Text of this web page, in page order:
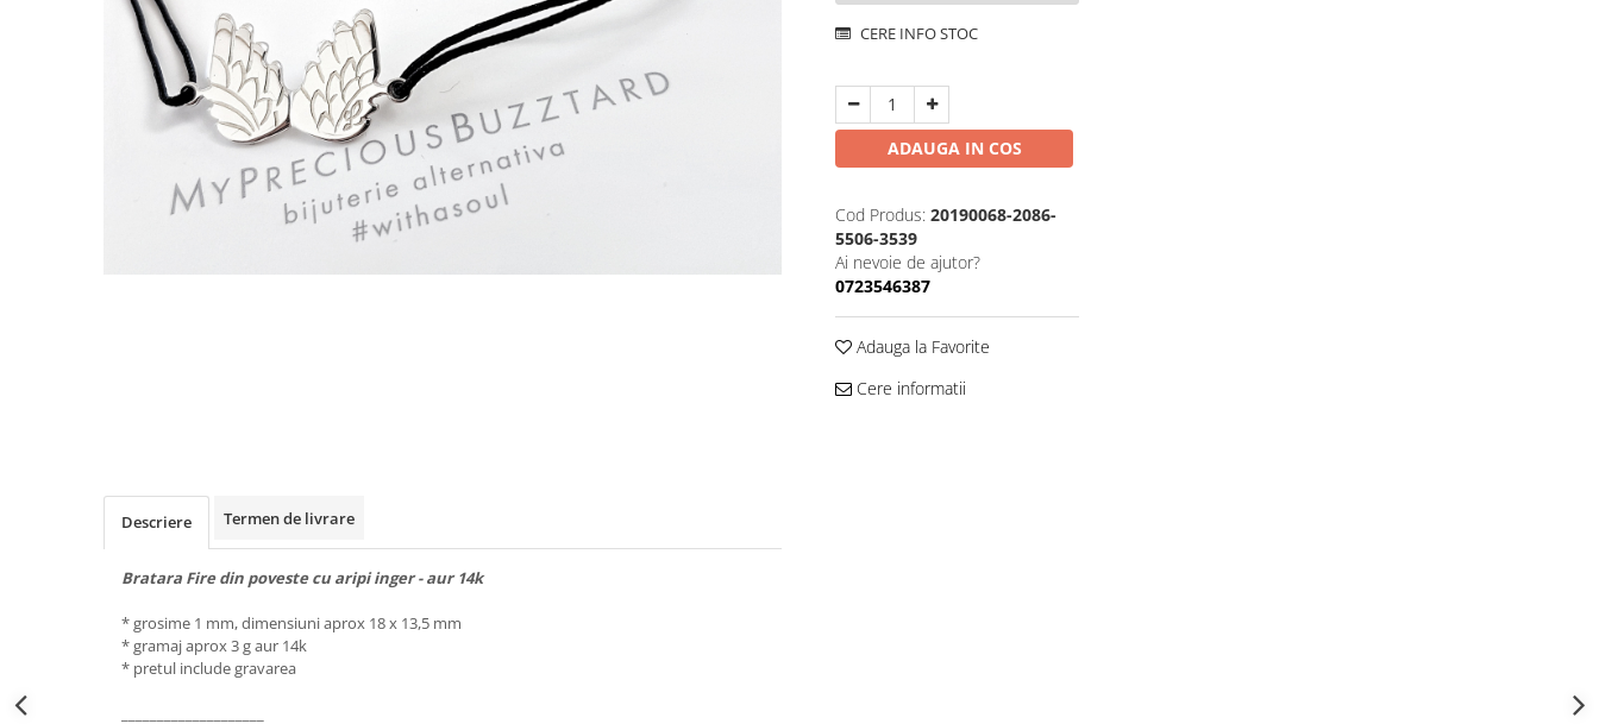
AN-TAN-TICHITAN
CERE INFO STOC
ADAUGA IN COS
Cod Produs: 20190068-2086-
5506-3539
Ai nevoie de ajutor?
0723546387
Adauga la Favorite
Cere informatii
Descriere Termen de livrare
Bratara Fire din poveste cu aripi inger - aur 14k
* grosime 1 mm, dimensiuni aprox 18 x 13,5 mm
* gramaj aprox 3 g aur 14k
* pretul include gravarea